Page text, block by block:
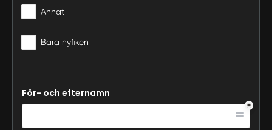
Annat
Bara nyfiken
För- och efternamn